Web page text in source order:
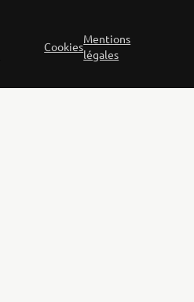
Cookies
Mentions
légales